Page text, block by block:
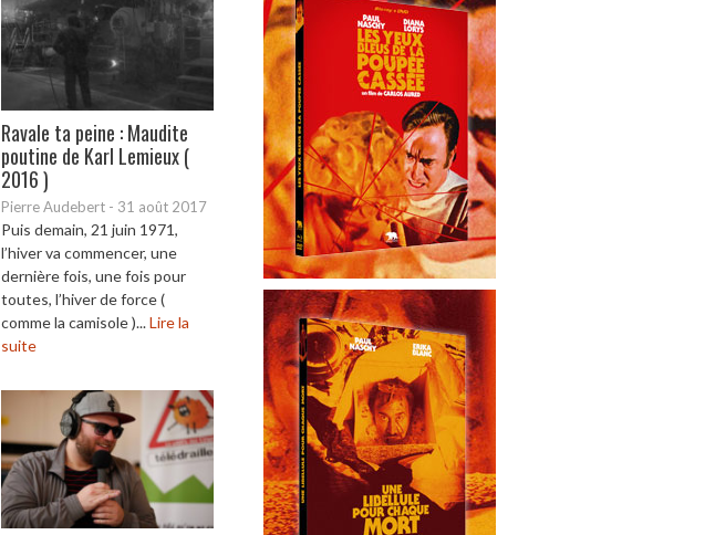
Ravale ta peine : Maudite
poutine de Karl Lemieux (
2016 )
Pierre Audebert - 31 août 2017
Puis demain, 21 juin 1971,
l’hiver va commencer, une
dernière fois, une fois pour
toutes, l’hiver de force (
comme la camisole )...Lire la
suite